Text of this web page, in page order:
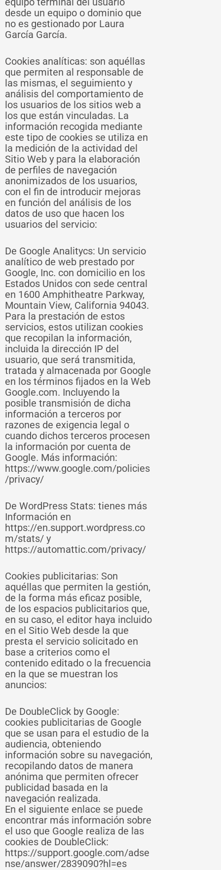
desde un equipo o dominio que
no es gestionado por Laura
García García.
Cookies analíticas: son aquéllas
que permiten al responsable de
las mismas, el seguimiento y
análisis del comportamiento de
los usuarios de los sitios web a
los que están vinculadas. La
información recogida mediante
este tipo de cookies se utiliza en
la medición de la actividad del
Sitio Web y para la elaboración
de perfiles de navegación
anonimizados de los usuarios,
con el fin de introducir mejoras
en función del análisis de los
datos de uso que hacen los
usuarios del servicio:
De Google Analitycs: Un servicio
analítico de web prestado por
Google, Inc. con domicilio en los
Estados Unidos con sede central
en 1600 Amphitheatre Parkway,
Mountain View, California 94043.
Para la prestación de estos
servicios, estos utilizan cookies
que recopilan la información,
incluida la dirección IP del
usuario, que será transmitida,
tratada y almacenada por Google
en los términos fijados en la Web
Google.com. Incluyendo la
posible transmisión de dicha
información a terceros por
razones de exigencia legal o
cuando dichos terceros procesen
la información por cuenta de
Google. Más información:
https://www.google.com/policies
/privacy/
De WordPress Stats: tienes más
Información en
https://en.support.wordpress.co
m/stats/ y
https://automattic.com/privacy/
Cookies publicitarias: Son
aquéllas que permiten la gestión,
de la forma más eficaz posible,
de los espacios publicitarios que,
en su caso, el editor haya incluido
en el Sitio Web desde la que
presta el servicio solicitado en
base a criterios como el
contenido editado o la frecuencia
en la que se muestran los
anuncios:
De DoubleClick by Google:
cookies publicitarias de Google
que se usan para el estudio de la
audiencia, obteniendo
información sobre su navegación,
recopilando datos de manera
anónima que permiten ofrecer
publicidad basada en la
navegación realizada.
En el siguiente enlace se puede
encontrar más información sobre
el uso que Google realiza de las
cookies de DoubleClick:
https://support.google.com/adse
nse/answer/2839090?hl=es